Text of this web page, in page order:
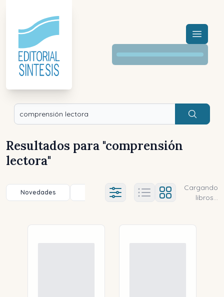
Menú
Buscar
Resultados para "comprensión
lectora"
Novedades Título (a-z) Título (z-a)
Ajustes abierto
Cargando
libros...